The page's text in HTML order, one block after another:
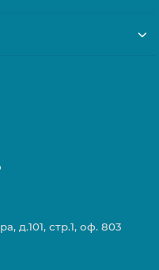
д.101, стр.1, оф. 803